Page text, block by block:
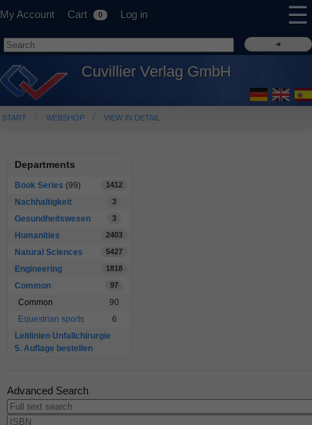
My Account Cart 0 Log in ☰
Cuvillier Verlag GmbH
START WEBSHOP VIEW IN DETAIL
Departments
Book Series (99) 1412
Nachhaltigkeit 3
Gesundheitswesen 3
Humanities 2403
Natural Sciences 5427
Engineering 1818
Common 97
Common
90
Equestrian sports
6
Leitlinien Unfallchirurgie
5. Auflage bestellen
Advanced Search